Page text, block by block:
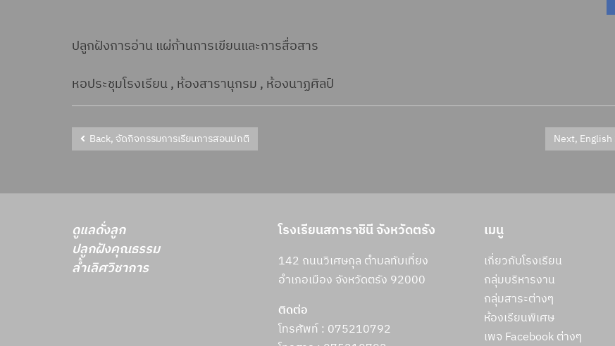
ปลูกฝังการอ่าน แผ่ก้านการเขียนและการสื่อสาร
หอประชุมโรงเรียน , ห้องสารานุกรม , ห้องนาฏศิลป์
Back, จัดกิจกรรมการเรียนการสอนปกติ Next, English
ดูแลดั่งลูก
ปลูกฝังคุณธรรม
ล้ำเลิศวิชาการ
โรงเรียนสภาราชินี จังหวัดตรัง
142 ถนนวิเศษกุล ตำบลทับเที่ยง
อำเภอเมือง จังหวัดตรัง 92000
ติดต่อ
โทรศัพท์ : 075210792
เมนู
เกี่ยวกับโรงเรียน
กลุ่มบริหารงาน
กลุ่มสาระต่างๆ
ห้องเรียนพิเศษ
เพจ Facebook ต่างๆ